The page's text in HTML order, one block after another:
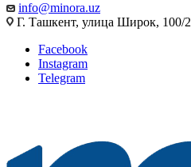
info@minora.uz
Г. Ташкент, улица Широк, 100/2
Facebook
Instagram
Telegram